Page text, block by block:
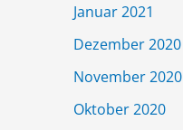
Januar 2021
Dezember 2020
November 2020
Oktober 2020